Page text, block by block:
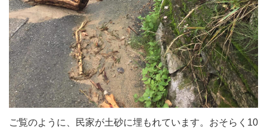
ご覧のように、民家が土砂に埋もれています。おそらく10